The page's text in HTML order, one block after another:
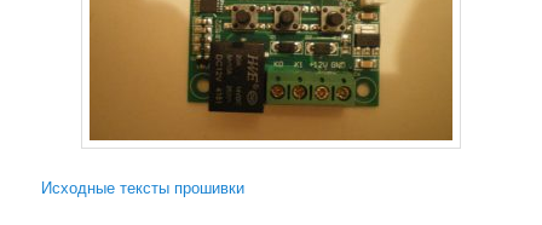
Исходные тексты прошивки